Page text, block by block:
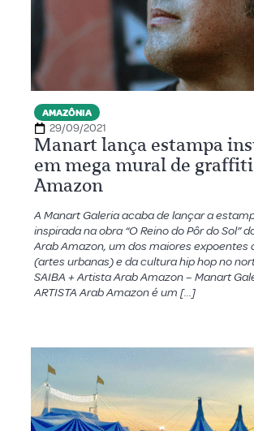
AMAZÔNIA
29/09/2021
Manart lança estampa
em mega mural de
Amazon
A Manart Galeria acaba de lançar a
inspirada na obra “O Reino do Pôr do Sol”
Arab Amazon, um dos maiores expoentes
(artes urbanas) e da cultura hip hop no
SAIBA + Artista Arab Amazon – Manart
ARTISTA Arab Amazon é um […]